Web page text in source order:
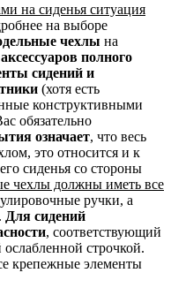
на сиденья ситуация
на выборе
чехлы на
полного
сидений и
(хотя есть
конструктивными
обязательно
означает, что весь
это относится и к
сиденья со стороны
чехлы должны иметь все
ручки, а
Для сидений
, соответствующий
строчкой.
крепежные элементы